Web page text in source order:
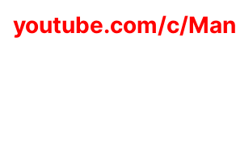
youtube.com/c/